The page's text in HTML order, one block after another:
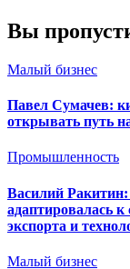
Вы
Малый бизнес
Павел Сумачев:
открывать путь
Промышленность
Василий
адаптировалась к
экспорта и
Малый бизнес